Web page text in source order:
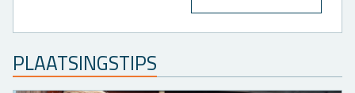
PLAAT­SINGS­TIPS